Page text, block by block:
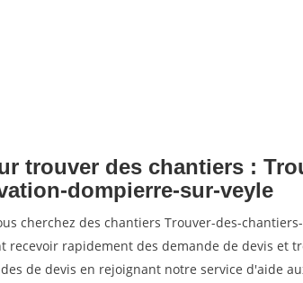
trouver des chantiers :
dompierre-sur-veyle
cherchez des chantiers Trouver-des-
recevoir rapidement des demande de devis et
de devis en rejoignant notre service d'aide